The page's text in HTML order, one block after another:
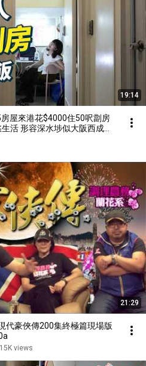
19:14
屋來港花$4000住50呎劏房
活 形容深水埗似大阪西成區
21:29
代豪俠傳200集終極篇現場版
15K views